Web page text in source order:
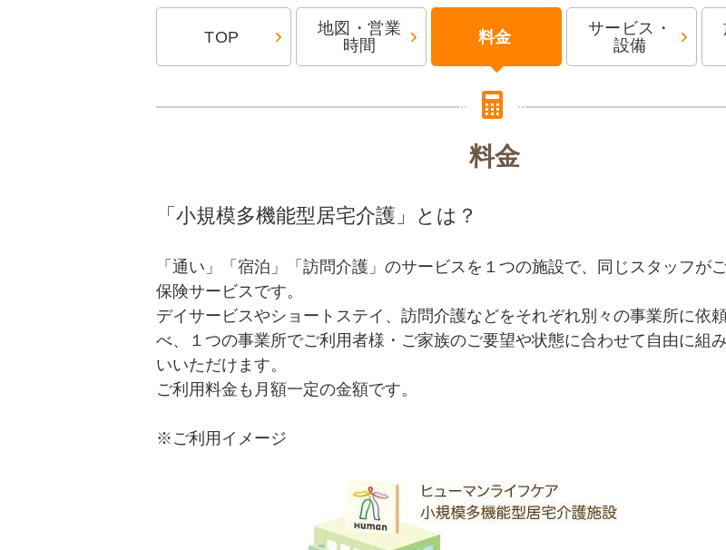
TOP
地図・営業
時間
料金
サービス・
設備
料金
「小規模多機能型居宅介護」とは？
「通い」「宿泊」「訪問介護」のサービスを１つの施設で、同じスタッフが
保険サービスです。
デイサービスやショートステイ、訪問介護などをそれぞれ別々の事業所に依
べ、１つの事業所でご利用者様・ご家族のご要望や状態に合わせて自由に組
いいただけます。
ご利用料金も月額一定の金額です。
※ご利用イメージ